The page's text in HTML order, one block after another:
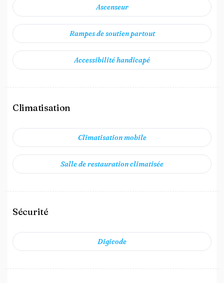
Ascenseur
Rampes de soutien partout
Accessibilité handicapé
Climatisation
Climatisation mobile
Salle de restauration climatisée
Sécurité
Digicode